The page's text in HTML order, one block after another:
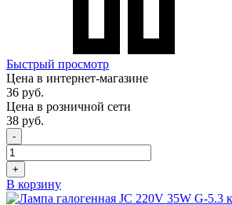
Быстрый просмотр
Цена в интернет-магазине
36 руб.
Цена в розничной сети
38 руб.
-
+
В корзину